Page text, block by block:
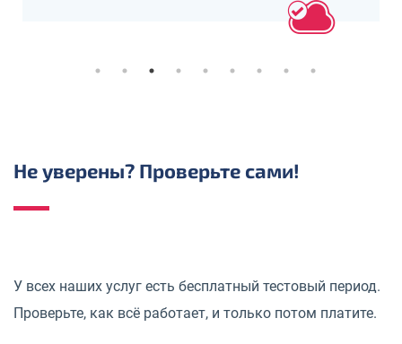
Не уверены? Проверьте сами!
У всех наших услуг есть бесплатный тестовый период.
Проверьте, как всё работает, и только потом платите.